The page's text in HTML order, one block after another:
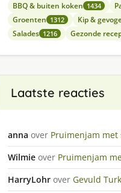
BBQ & buiten koken 1434
Groenten 1312 Kip &
Salades 1216 Gezonde
Laatste reacties
anna over Pruimenjam
Wilmie over Pruimenjam
HarryLohr over Gevuld